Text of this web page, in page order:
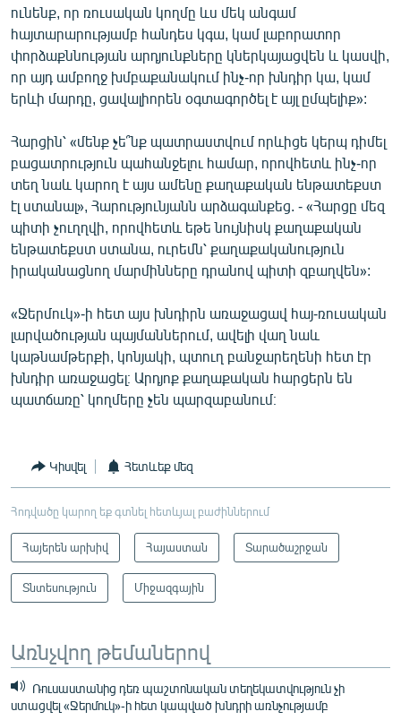
ունենք, որ ռուսական կողմը ևս մեկ անգամ
հայտարարությամբ հանդես կգա, կամ լաբորատոր
փորձաքննության արդյունքները կներկայացվեն և կասվի,
որ այդ ամբողջ խմբաքանակում ինչ-որ խնդիր կա, կամ
երևի մարդը, ցավալիորեն օգտագործել է այլ ըմպելիք»:
Հարցին՝ «մենք չե՞նք պատրաստվում որևիցե կերպ դիմել
բացատրություն պահանջելու համար, որովհետև ինչ-որ
տեղ նաև կարող է այս ամենը քաղաքական ենթատեքստ
էլ ստանալ», Հարությունյանն արձագանքեց. - «Հարցը մեզ
պիտի չուղղվի, որովհետև եթե նույնիսկ քաղաքական
ենթատեքստ ստանա, ուրեմն՝ քաղաքականություն
իրականացնող մարմինները դրանով պիտի զբաղվեն»:
«Ջերմուկ»-ի հետ այս խնդիրն առաջացավ հայ-ռուսական
լարվածության պայմաններում, ավելի վաղ նաև
կաթնամթերքի, կոնյակի, պտուղ բանջարեղենի հետ էր
խնդիր առաջացել։ Արդյոք քաղաքական հարցերն են
պատճառը՝ կողմերը չեն պարզաբանում։
Կիսվել Հետևեք մեզ
Հոդվածը կարող եք գտնել հետևյալ բաժիններում
Հայերեն արխիվ Հայաստան Տարածաշրջան
Տնտեսություն Միջազգային
Առնչվող թեմաներով
Ռուսաստանից դեռ պաշտոնական տեղեկատվություն չի
ստացվել «Ջերմուկ»-ի հետ կապված խնդրի առնչությամբ